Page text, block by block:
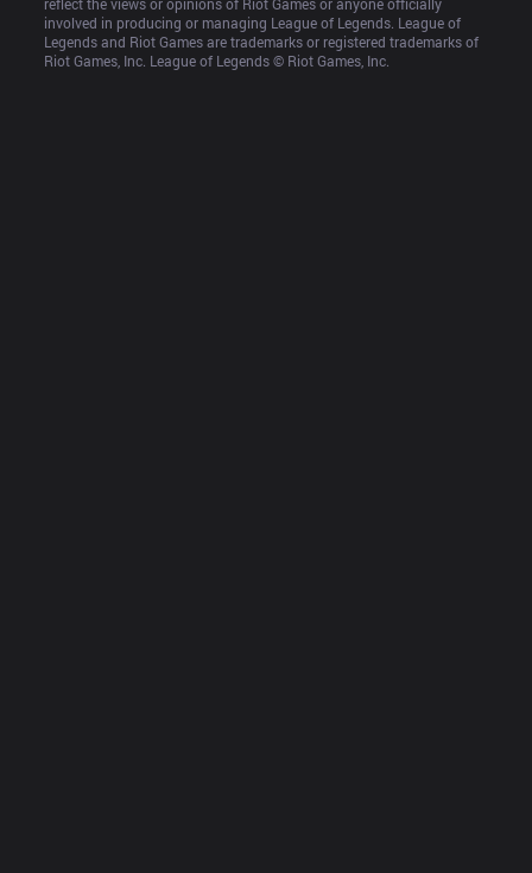
involved in producing or managing League of Legends. League of
Legends and Riot Games are trademarks or registered trademarks of
Riot Games, Inc. League of Legends © Riot Games, Inc.